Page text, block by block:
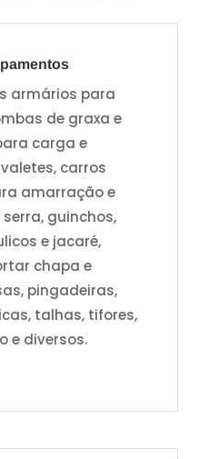
armários para
de graxa e
carga e
carros
amarração e
guinchos,
e jacaré,
chapa e
pingadeiras,
talhas, tifores,
e diversos.